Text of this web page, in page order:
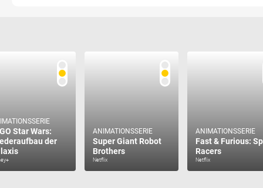
Star Wars:
der
ANIMATIONSSERIE
Super Giant Robot
Brothers
Netflix
ANIMATIONSSERIE
Fast & Furious:
Racers
Netflix